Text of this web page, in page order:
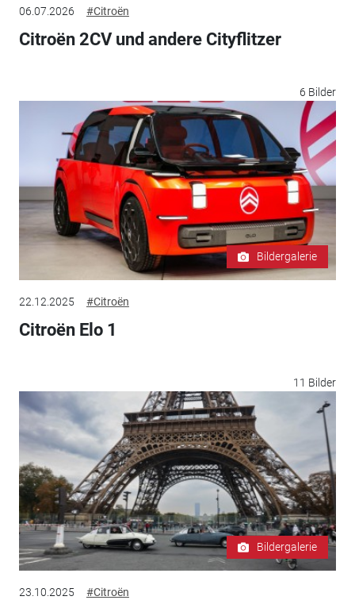
06.07.2026 #Citroën
Citroën 2CV und andere Cityflitzer
6 Bilder
Bildergalerie
22.12.2025 #Citroën
Citroën Elo 1
11 Bilder
Bildergalerie
23.10.2025 #Citroën